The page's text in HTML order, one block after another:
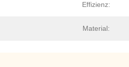
Effizienz:
Material: